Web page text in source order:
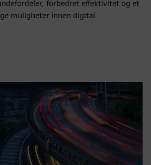
forbedret effektivitet og et
muligheter innen digital